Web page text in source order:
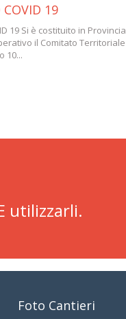
19
19 Si è costituito in Provincia
il Comitato Territoriale
10...
utilizzarli.
Foto Cantieri